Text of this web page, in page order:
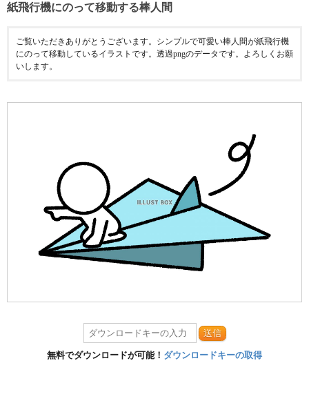
紙飛行機にのって移動する棒人間
ご覧いただきありがとうございます。シンプルで可愛い棒人間が紙飛行機
にのって移動しているイラストです。透過pngのデータです。よろしくお願
いします。
送信
無料でダウンロードが可能！ ダウンロードキーの取得